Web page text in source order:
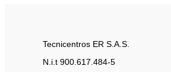
Tecnicentros ER S.A.S.
N.i.t 900.617.484-5